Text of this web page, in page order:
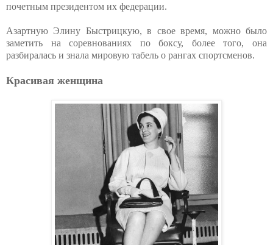
почетным президентом их федерации.
Азартную Элину Быстрицкую, в свое время, можно было
заметить на соревнованиях по боксу, более того, она
разбиралась и знала мировую табель о рангах спортсменов.
Красивая женщина